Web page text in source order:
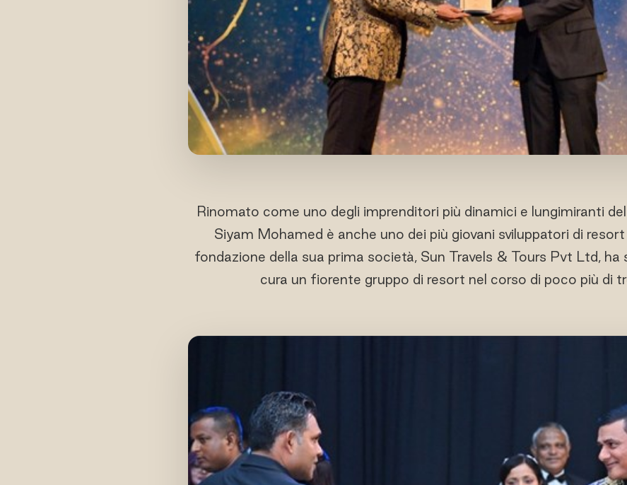
Rinomato come uno degli imprenditori più dinamici e lungimiranti
Siyam Mohamed è anche uno dei più giovani sviluppatori di
fondazione della sua prima società, Sun Travels & Tours Pvt Ltd,
cura un fiorente gruppo di resort nel corso di poco più di